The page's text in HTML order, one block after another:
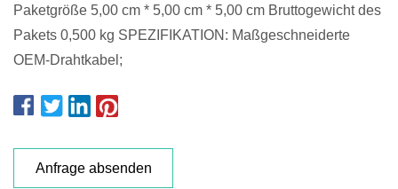
Paketgröße 5,00 cm * 5,00 cm * 5,00 cm Bruttogewicht des
Pakets 0,500 kg SPEZIFIKATION: Maßgeschneiderte
OEM-Drahtkabel;
Anfrage absenden